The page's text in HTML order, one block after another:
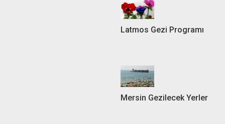
Latmos Gezi Programı
Mersin Gezilecek Yerler